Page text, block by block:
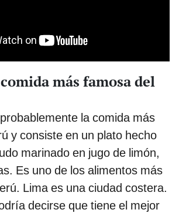
más famosa del
la comida más
y consiste en un plato hecho
marinado en jugo de limón,
Es uno de los alimentos más
Lima es una ciudad costera.
decirse que tiene el mejor